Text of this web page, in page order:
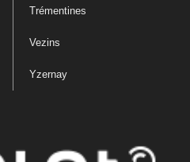
Trémentines
Vezins
Yzernay